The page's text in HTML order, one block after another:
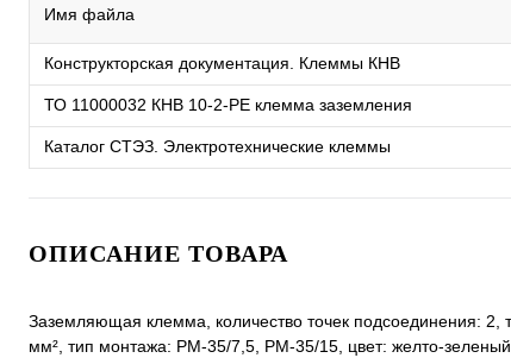
Имя файла
Конструкторская документация. Клеммы КНВ
ТО 11000032 КНВ 10-2-PE клемма заземления
Каталог СТЭЗ. Электротехнические клеммы
ОПИСАНИЕ ТОВАРА
Заземляющая клемма, количество точек подсоединения:
мм², тип монтажа: РМ-35/7,5, РМ-35/15, цвет: желто-зеленый